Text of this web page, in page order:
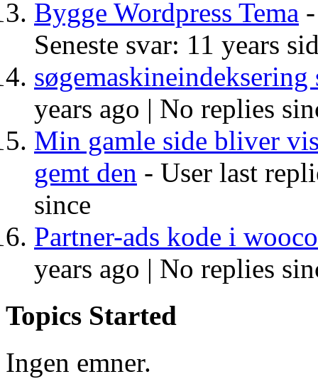
Bygge Wordpress Tema
Seneste svar: 11 years
søgemaskineindeksering
years ago | No replies
Min gamle side bliver
gemt den - User last
since
Partner-ads kode i
years ago | No replies
Topics Started
Ingen emner.